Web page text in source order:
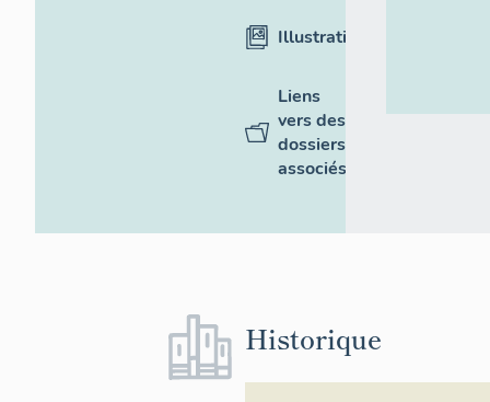
Illustrations
Liens
vers des
dossiers
associés
Historique